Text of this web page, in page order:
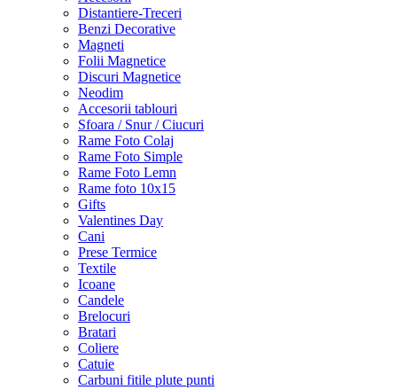
Distantiere-Treceri
Benzi Decorative
Magneti
Folii Magnetice
Discuri Magnetice
Neodim
Accesorii tablouri
Sfoara / Snur / Ciucuri
Rame Foto Colaj
Rame Foto Simple
Rame Foto Lemn
Rame foto 10x15
Gifts
Valentines Day
Cani
Prese Termice
Textile
Icoane
Candele
Brelocuri
Bratari
Coliere
Catuie
Carbuni fitile plute punti